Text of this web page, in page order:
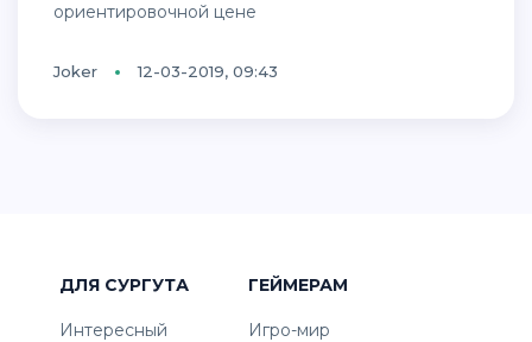
ориентировочной цене
Joker 12-03-2019, 09:43
ДЛЯ СУРГУТА
Интересный
ГЕЙМЕРАМ
Игро-мир